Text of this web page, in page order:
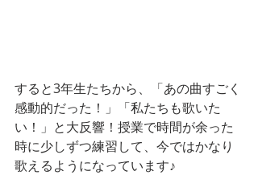
すると3年生たちから、「あの曲すごく
感動的だった！」「私たちも歌いた
い！」と大反響！授業で時間が余った
時に少しずつ練習して、今ではかなり
歌えるようになっています♪